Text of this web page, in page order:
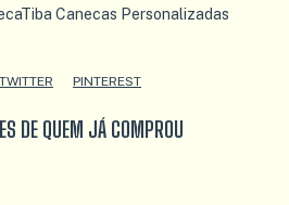
Canecas Personalizadas
TWITTER PINTEREST
DE QUEM JÁ COMPROU